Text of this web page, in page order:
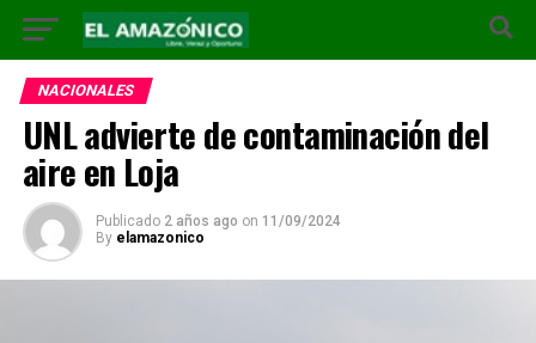
NACIONALES
UNL advierte de contaminación del
aire en Loja
Publicado 2 años ago on 11/09/2024
By elamazonico